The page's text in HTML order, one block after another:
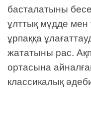
басталатыны
ұлттық мүдде мен
ұрпаққа
жататыны рас.
ортасына
классикалық